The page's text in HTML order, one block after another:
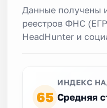
Данные получены
реестров ФНС
HeadHunter и
65
ИНДЕКС
Средняя